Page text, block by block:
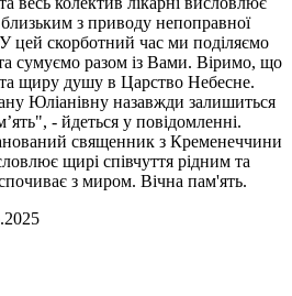
з приводу непоправної
цей скорботний час ми поділяємо
сумуємо разом із Вами. Віримо, що
та щиру душу в Царство Небесне.
Юліанівну назавжди залишиться
- йдеться у повідомленні.
священник з Кременеччини
щирі співчуття рідним та
з миром. Вічна пам'ять.